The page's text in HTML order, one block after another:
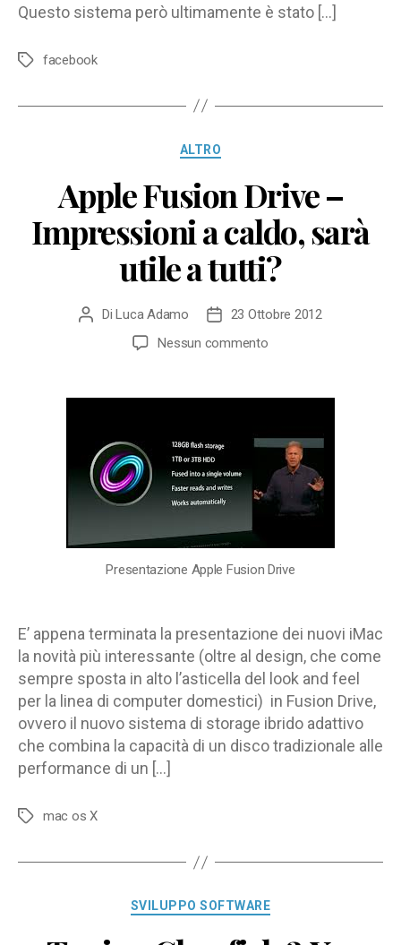
Questo sistema però ultimamente è stato […]
Tag facebook
Categorie
ALTRO
Apple Fusion Drive –
Impressioni a caldo, sarà
utile a tutti?
Autore
Di Luca Adamo
Data
dell'articolo
23 Ottobre 2012
Nessun commentosu
Drive
Impressioni
caldo,
sarà
utile
Presentazione Apple Fusion Drive
E’ appena terminata la presentazione dei nuovi iMac
la novità più interessante (oltre al design, che come
sempre sposta in alto l’asticella del look and feel
per la linea di computer domestici) in Fusion Drive,
ovvero il nuovo sistema di storage ibrido adattivo
che combina la capacità di un disco tradizionale alle
performance di un […]
Tag mac os X
Categorie
SVILUPPO SOFTWARE